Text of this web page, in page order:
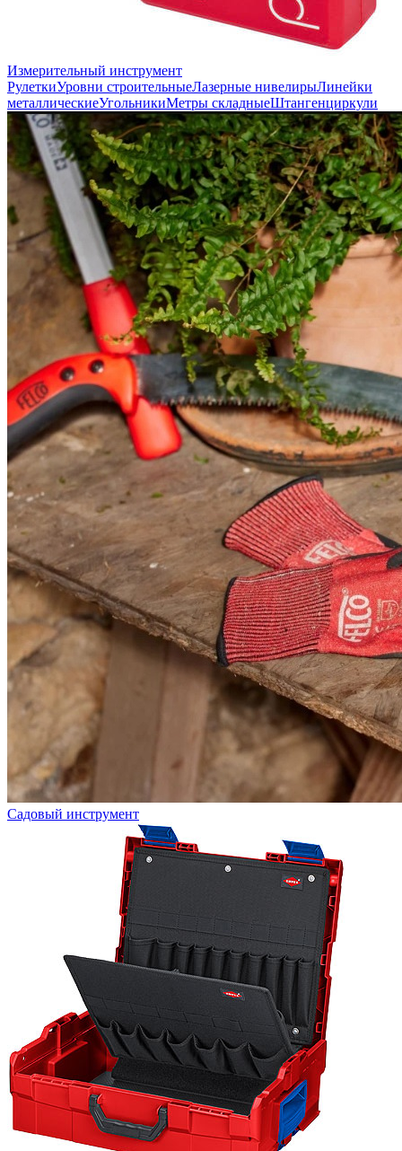
Измерительный инструмент
РулеткиУровни строительныеЛазерные нивелирыЛинейки
металлическиеУгольникиМетры складныеШтангенциркули
Садовый инструмент